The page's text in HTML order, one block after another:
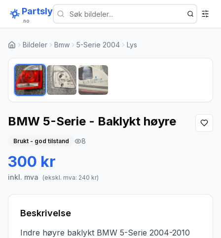
Partsly
.no
Bildeler Bmw 5-Serie 2004 Lys
BMW 5-Serie - Baklykt høyre
Brukt - god tilstand 8
300 kr
inkl. mva (ekskl. mva: 240 kr)
Beskrivelse
Indre høyre baklykt BMW 5-Serie 2004-2010